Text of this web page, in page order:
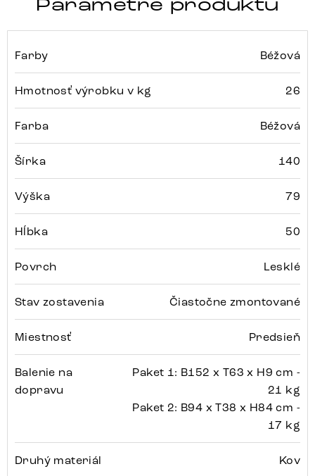
Parametre produktu
Farby Béžová
Hmotnosť výrobku v kg 26
Farba Béžová
Šírka 140
Výška 79
Hĺbka 50
Povrch Lesklé
Stav zostavenia Čiastočne zmontované
Miestnosť Predsieň
Balenie na
dopravu
Paket 1: B152 x T63 x H9 cm -
21 kg
Paket 2: B94 x T38 x H84 cm -
17 kg
Druhý materiál Kov